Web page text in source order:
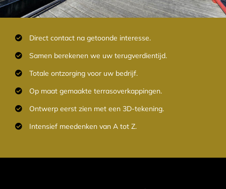
Direct contact na getoonde interesse.
Samen berekenen we uw terugverdientijd.
Totale ontzorging voor uw bedrijf.
Op maat gemaakte terrasoverkappingen.
Ontwerp eerst zien met een 3D-tekening.
Intensief meedenken van A tot Z.